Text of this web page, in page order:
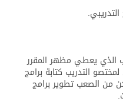
التدريبي.
الذي يعطي مظهر المقرر
التدريب كتابة برامج
من الصعب تطوير برامج